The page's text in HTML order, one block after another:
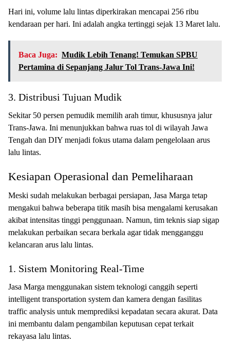
Hari ini, volume lalu lintas diperkirakan mencapai 256 ribu
kendaraan per hari. Ini adalah angka tertinggi sejak 13 Maret lalu.
Baca Juga: Mudik Lebih Tenang! Temukan SPBU
Pertamina di Sepanjang Jalur Tol Trans-Jawa Ini!
3. Distribusi Tujuan Mudik
Sekitar 50 persen pemudik memilih arah timur, khususnya jalur
Trans-Jawa. Ini menunjukkan bahwa ruas tol di wilayah Jawa
Tengah dan DIY menjadi fokus utama dalam pengelolaan arus
lalu lintas.
Kesiapan Operasional dan Pemeliharaan
Meski sudah melakukan berbagai persiapan, Jasa Marga tetap
mengakui bahwa beberapa titik masih bisa mengalami kerusakan
akibat intensitas tinggi penggunaan. Namun, tim teknis siap sigap
melakukan perbaikan secara berkala agar tidak mengganggu
kelancaran arus lalu lintas.
1. Sistem Monitoring Real-Time
Jasa Marga menggunakan sistem teknologi canggih seperti
intelligent transportation system dan kamera dengan fasilitas
traffic analysis untuk memprediksi kepadatan secara akurat. Data
ini membantu dalam pengambilan keputusan cepat terkait
rekayasa lalu lintas.